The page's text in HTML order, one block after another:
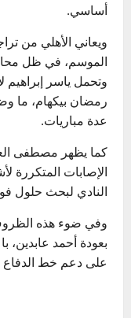
أساسي.
ويعاني الأهلي من
الموسم، في ظل
وتحمل ياسر إبراهيم
رمضان بيكهام، ما
عدة مباريات.
كما يظهر مصطفى
الإصابات المتكررة
النادي لبحث حلول
وفي ضوء هذه
بعودة أحمد عابدين،
على دعم خط الدفاع